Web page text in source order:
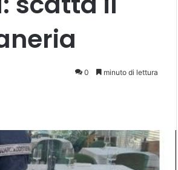
0 minuto di lettura